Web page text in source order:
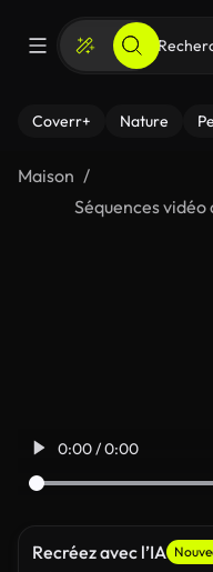
Coverr+ Nature
Maison
Séquences vidéo
0:00 / 0:00
Recréez avec l’IA